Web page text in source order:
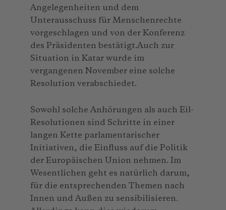
Angelegenheiten und dem
Unterausschuss für Menschenrechte
vorgeschlagen und von der Konferenz
des Präsidenten bestätigt.Auch zur
Situation in Katar wurde im
vergangenen November eine solche
Resolution verabschiedet.
Sowohl solche Anhörungen als auch Eil-
Resolutionen sind Schritte in einer
langen Kette parlamentarischer
Initiativen, die Einfluss auf die Politik
der Europäischen Union nehmen. Im
Wesentlichen geht es natürlich darum,
für die entsprechenden Themen nach
Innen und Außen zu sensibilisieren.